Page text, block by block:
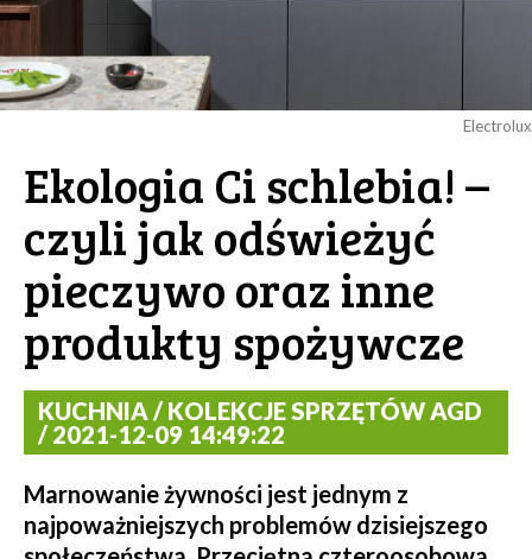
Electrolux
Ekologia Ci schlebia! –
czyli jak odświeżyć
pieczywo oraz inne
produkty spożywcze
KUCHNIA / KOLEKCJE SPRZĘTÓW AGD
/ 2021-12-09 14:49:22
Marnowanie żywności jest jednym z
najpoważniejszych problemów dzisiejszego